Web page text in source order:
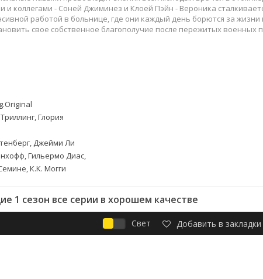
Семейные
Спортивные
и коллегами - Соней Джиминез и Клоей Пэйн - Вероника
работой в больнице, где они каждый день борются за
свое собственное благополучие после пережитых военных
Глория
Джейми Ли
Гильермо Диас,
К.К. Могги
1 сезон все серии в хорошем качестве
Свет Добавить в закладки